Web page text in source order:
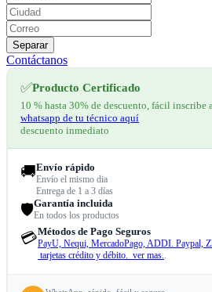
Separar
Contáctanos
✅Producto Certificado
10 % hasta 30% de descuento, fácil inscribe
whatsapp de tu técnico aquí
descuento inmediato
🚚Envío rápido
Envío el mismo dia
Entrega de 1 a 3 días
🛡️Garantía incluida
En todos los productos
💳Métodos de Pago Seguros
PayU, Nequi, MercadoPago, ADDI. Paypal,
tarjetas crédito y débito. ver mas..